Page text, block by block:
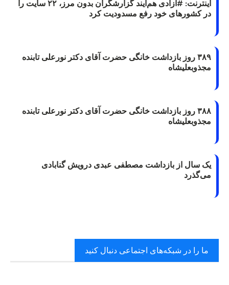
اینترنت: #آزادی هم‌آیند گزارشگران‌ بدون مرز، ۲۲ سایت را
در کشورهای خود رفع مسدودیت کرد
۳۸۹ روز بازداشت خانگی حضرت آقای دکتر نورعلی تابنده
مجذوبعلیشاه
۳۸۸ روز بازداشت خانگی حضرت آقای دکتر نورعلی تابنده
مجذوبعلیشاه
یک سال از بازداشت مصطفی عبدی درویش گنابادی
می‌گذرد
ما را در شبکه‌های اجتماعی دنبال کنید